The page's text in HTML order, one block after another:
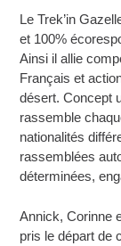
Le Trek’in
et 100%
Ainsi il allie
Français et
désert. Concept
rassemble
nationalités
rassemblées
déterminées,
Annick, Corinne
pris le départ de